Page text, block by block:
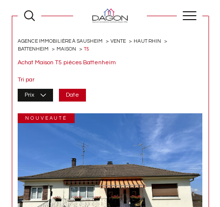
AGENCE IMMOBILIÈRE À SAUSHEIM VENTE
HAUT RHIN
BATTENHEIM
MAISON T5
Achat Maison T5 pièces Battenheim
Tri par
Prix Date
NOUVEAUTÉ